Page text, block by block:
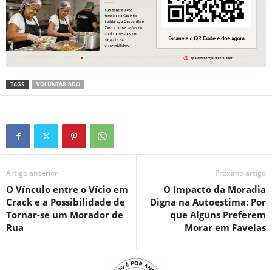
TAGS VOLUNTARIADO
Artigo anterior
O Vínculo entre o Vício em
Crack e a Possibilidade de
Tornar-se um Morador de
Rua
Próximo artigo
O Impacto da Moradia
Digna na Autoestima: Por
que Alguns Preferem
Morar em Favelas